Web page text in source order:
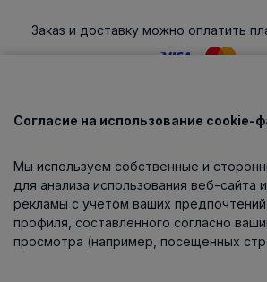
Заказ и доставку можно оплатить
Каталог
О компании
Информация
Согласие на использование cookie-
Мы используем собственные и
для анализа использования веб-сайта
рекламы с учетом ваших
профиля, составленного согласно
просмотра (например, посещенных